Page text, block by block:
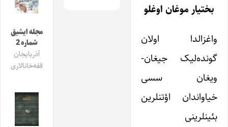
بختیار موغان اوغلو
واغزالدا اولان
گونده‌لیک جیغان-
ویغان سسی
خیاواندان اؤتنلرین
بئینلرینی
مجله ایشیق
شماره 2
آذربایجان
قفه‌خانالاری